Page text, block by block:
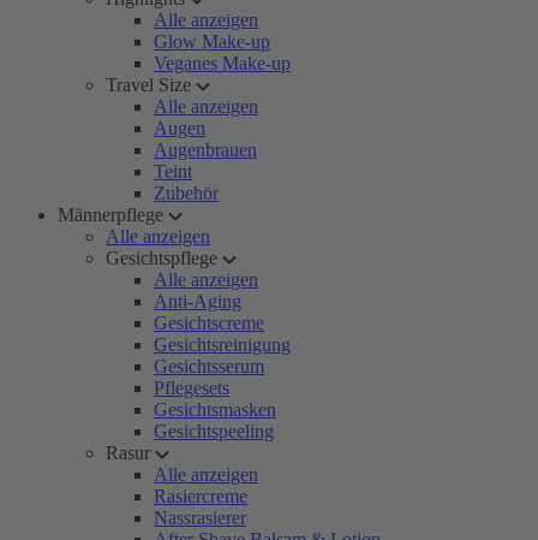
Alle anzeigen
Glow Make-up
Veganes Make-up
Travel Size
Alle anzeigen
Augen
Augenbrauen
Teint
Zubehör
Männerpflege
Alle anzeigen
Gesichtspflege
Alle anzeigen
Anti-Aging
Gesichtscreme
Gesichtsreinigung
Gesichtsserum
Pflegesets
Gesichtsmasken
Gesichtspeeling
Rasur
Alle anzeigen
Rasiercreme
Nassrasierer